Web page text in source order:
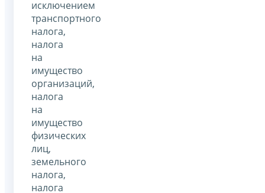
исключением
транспортного
налога,
налога
на
имущество
организаций,
налога
на
имущество
физических
лиц,
земельного
налога,
налога